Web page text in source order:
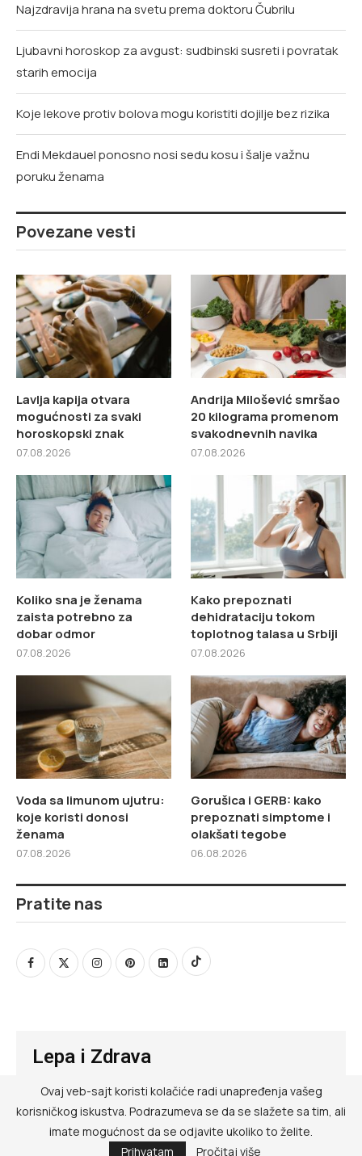
Najzdravija hrana na svetu prema doktoru Čubrilu
Ljubavni horoskop za avgust: sudbinski susreti i povratak
starih emocija
Koje lekove protiv bolova mogu koristiti dojilje bez rizika
Endi Mekdauel ponosno nosi sedu kosu i šalje važnu
poruku ženama
Povezane vesti
Lavlja kapija otvara
mogućnosti za svaki
horoskopski znak
07.08.2026
Andrija Milošević smršao
20 kilograma promenom
svakodnevnih navika
07.08.2026
Koliko sna je ženama
zaista potrebno za
dobar odmor
07.08.2026
Kako prepoznati
dehidrataciju tokom
toplotnog talasa u Srbiji
07.08.2026
Voda sa limunom ujutru:
koje koristi donosi
ženama
07.08.2026
Gorušica i GERB: kako
prepoznati simptome i
olakšati tegobe
06.08.2026
Pratite nas
Lepa i Zdrava
@ RED MEDIA GROUP 2026
Kontakt
Ovaj veb-sajt koristi kolačiće radi unapređenja vašeg
korisničkog iskustva. Podrazumeva se da se slažete sa tim, ali
imate mogućnost da se odjavite ukoliko to želite.
Prihvatam
Pročitaj više